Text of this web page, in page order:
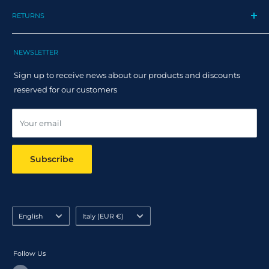
Track my order
Track Order
Claim Page
Cookie Policy
Terms and Conditions
Shipping Policy
Track your order
RETURNS
Returns
Help & FAQ
NEWSLETTER
Sign up to receive news about our products and discounts
reserved for our customers
Your email
Subscribe
Language
English Country/region
Italy (EUR €)
Follow Us